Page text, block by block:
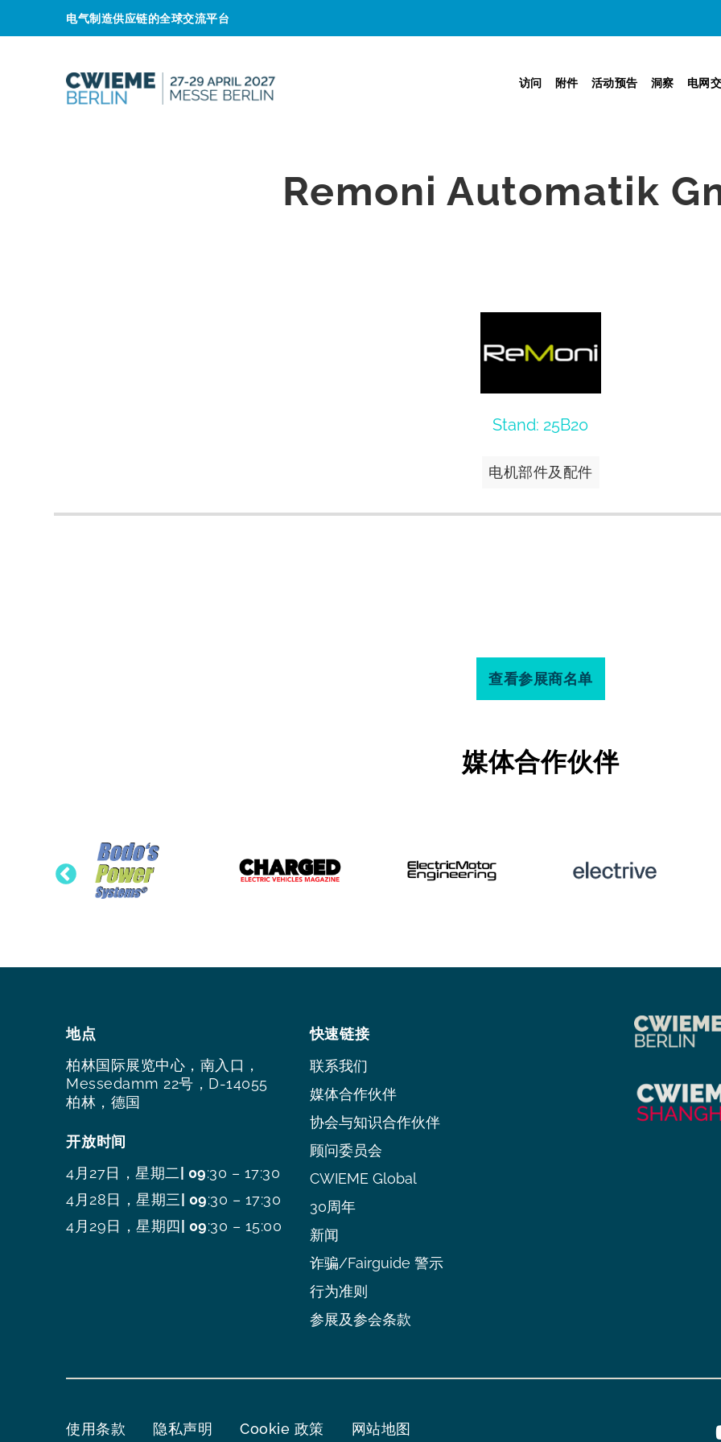
电气制造供应链的全球交流平台
访问 附件 活动预告 洞察 电网
Remoni Automatik
Stand: 25B20
电机部件及配件
查看参展商名单
媒体合作伙伴
地点
柏林国际展览中心，南入口，
Messedamm 22号，D-14055
柏林，德国
开放时间
4月27日，星期二 | 09:30 – 17:30
4月28日，星期三 | 09:30 – 17:30
4月29日，星期四 | 09:30 – 15:00
快速链接
联系我们
媒体合作伙伴
协会与知识合作伙伴
顾问委员会
CWIEME Global
30周年
新闻
诈骗/Fairguide 警示
行为准则
参展及参会条款
使用条款 隐私声明 Cookie 政策 网站地图